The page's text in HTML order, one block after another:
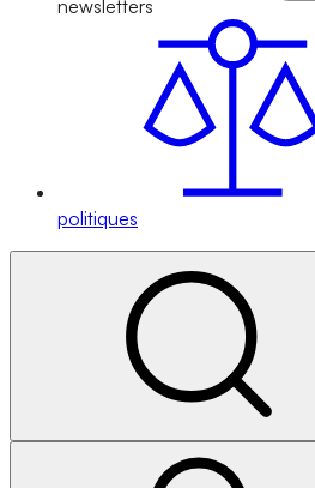
newsletters
politiques